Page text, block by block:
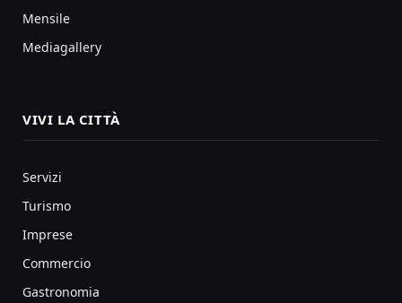
Mensile
Mediagallery
VIVI LA CITTÀ
Servizi
Turismo
Imprese
Commercio
Gastronomia